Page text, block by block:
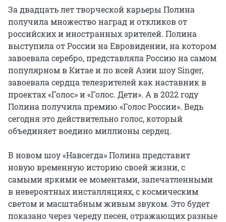
За двадцать лет творческой карьеры Полина
получила множество наград и откликов от
российских и иностранных зрителей. Полина
выступила от России на Евровидении, на котором
завоевала серебро, представляла Россию на самом
популярном в Китае и по всей Азии шоу Singer,
завоевала сердца телезрителей как наставник в
проектах «Голос» и «Голос. Дети». А в 2022 году
Полина получила премию «Голос России». Ведь
сегодня это действительно голос, который
объединяет воедино миллионы сердец.
В новом шоу «Навсегда» Полина представит
новую временную историю своей жизни, с
самыми яркими ее моментами, запечатленными
в невероятных инсталляциях, с космическим
светом и масштабным живым звуком. Это будет
показано через череду песен, отражающих разные